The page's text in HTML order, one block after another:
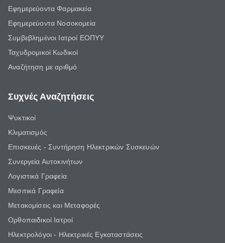
Εφημερεύοντα Φαρμακεία
Εφημερεύοντα Νοσοκομεία
Συμβεβλημένοι Ιατροί ΕΟΠΥΥ
Ταχυδρομικοί Κωδικοί
Αναζήτηση με αριθμό
Συχνές Αναζητήσεις
Ψυκτικοί
Κλιματισμός
Επισκευές - Συντήρηση Ηλεκτρικών Συσκευών
Συνεργεία Αυτοκινήτων
Λογιστικά Γραφεία
Μεσιτικά Γραφεία
Μετακομίσεις και Μεταφορές
Ορθοπαιδικοί Ιατροί
Ηλεκτρολόγοι - Ηλεκτρικές Εγκαταστάσεις